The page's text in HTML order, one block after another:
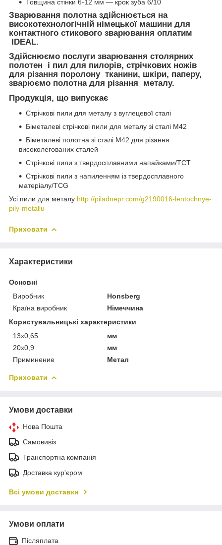
Товщина стінки 6-12 мм — крок зуба 6/10
Зварювання полотна здійснюється на
високотехнологічній німецької машини для
контактного стикового зварювання оплатим
IDEAL.
Здійснюємо послуги зварювання столярних
полотен і пил для пилорів, стрічкових ножів
для різання поролону тканини, шкіри, паперу,
зварюємо полотна для різання металу.
Продукція, що випускає
Стрічкові пили для металу з вуглецевої сталі
Біметалеві стрічкові пили для металу зі сталі M42
Біметалеві полотна зі сталі M42 для різання
високолегованих сталей
Стрічкові пили з твердосплавними напайками/TCT
Стрічкові пили з напиленням із твердосплавного
матеріалу/TCG
Усі пили для металу http://piladnepr.com/g2190016-lentochnye-
pily-metallu
Приховати
Характеристики
Основні
Виробник
Honsberg
Країна виробник
Німеччина
Користувальницькі характеристики
13х0,65
мм
20х0,9
мм
Приминение
Метал
Приховати
Умови доставки
Нова Пошта
Самовивіз
Транспортна компанія
Доставка кур'єром
Всі умови доставки
Умови оплати
Післяплата